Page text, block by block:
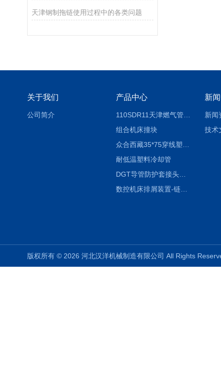
天津钢制拖链使用过程中的各类问题
关于我们
公司简介
产品中心
组合机床撞块
耐低温塑料冷却管
DGT导管防护套接头形式与参数
数控机床排屑装置-链板式排屑机
新
新闻
技术
版权所有 © 2026 河北汉洋机械制造有限公司 All Rights